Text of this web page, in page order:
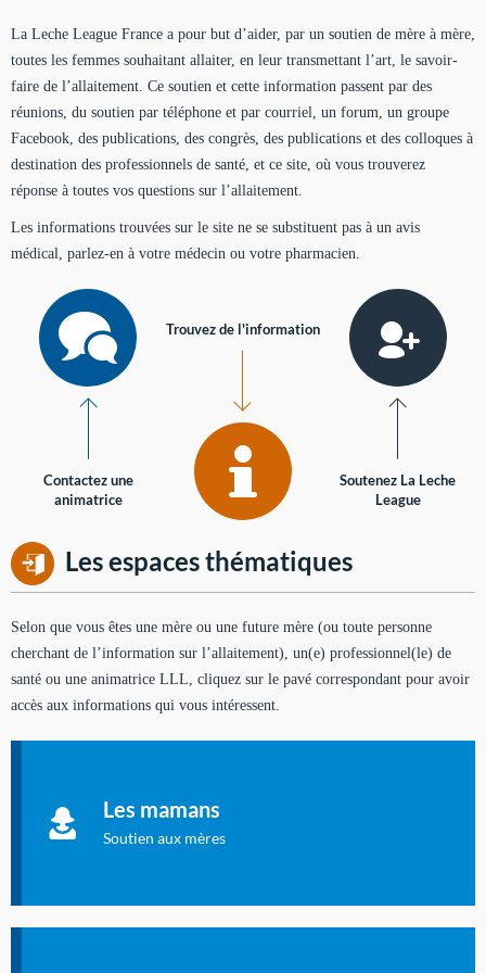
La Leche League France a pour but d’aider, par un soutien de mère à mère,
toutes les femmes souhaitant allaiter, en leur transmettant l’art, le savoir-
faire de l’allaitement. Ce soutien et cette information passent par des
réunions, du soutien par téléphone et par courriel, un forum, un groupe
Facebook, des publications, des congrès, des publications et des colloques à
destination des professionnels de santé, et ce site, où vous trouverez
réponse à toutes vos questions sur l’allaitement.
Les informations trouvées sur le site ne se substituent pas à un avis
médical, parlez-en à votre médecin ou votre pharmacien.
Contactez une
animatrice
Trouvez de l'information
Soutenez La Leche
League
Les espaces thématiques
Selon que vous êtes une mère ou une future mère (ou toute personne
cherchant de l’information sur l’allaitement), un(e) professionnel(le) de
santé ou une animatrice LLL, cliquez sur le pavé correspondant pour avoir
accès aux informations qui vous intéressent.
Les mamans
Soutien aux mères
à allaiter et vous informer : toutes les rubriques qui
concernent l'allaitement.